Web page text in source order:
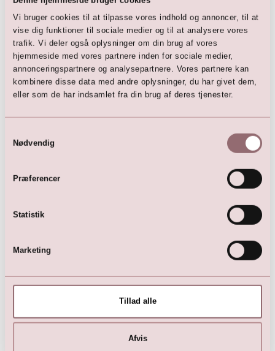
Vi bruger cookies til at tilpasse vores indhold og annoncer, til at
vise dig funktioner til sociale medier og til at analysere vores
trafik. Vi deler også oplysninger om din brug af vores
hjemmeside med vores partnere inden for sociale medier,
annonceringspartnere og analysepartnere. Vores partnere kan
kombinere disse data med andre oplysninger, du har givet dem,
eller som de har indsamlet fra din brug af deres tjenester.
Nødvendig
Præferencer
Statistik
Marketing
Tillad alle
Afvis
7.699,00 DKK
LILLY Brudekjole